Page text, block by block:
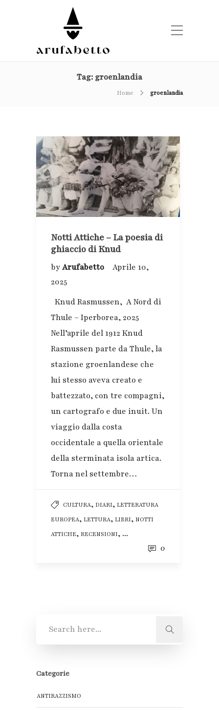
Tag: groenlandia
Home groenlandia
Notti Attiche – La poesia di
ghiaccio di Knud
byArufabetto
Aprile 10,
2025
Knud Rasmussen, A Nord di
Thule – Iperborea, 2025
Nell’aprile del 1912 Knud
Rasmussen parte da Thule, la
stazione groenlandese che
lui stesso aveva creato e
battezzato, con tre compagni,
un cartografo e due inuit. Un
viaggio dalla costa
occidentale a quella orientale
della sterminata isola artica.
Torna nel settembre…
CULTURA, DIARI, LETTERATURA
EUROPEA, LETTURA, LIBRI, NOTTI
ATTICHE, RECENSIONI, ...
0
Categorie
ANTIRAZZISMO